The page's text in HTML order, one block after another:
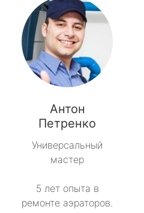
Антон
Петренко
Универсальный
мастер
5 лет опыта в
ремонте аэраторов.